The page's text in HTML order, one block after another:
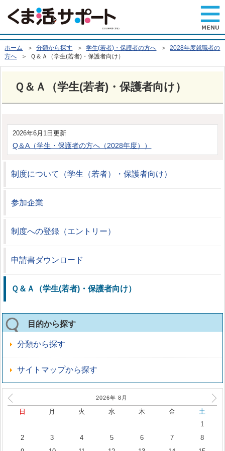
ホーム ＞分類から探す ＞学生(若者)・保護者の方へ ＞2028年度就職者の
方へ ＞ Ｑ＆Ａ（学生(若者)・保護者向け）
Ｑ＆Ａ（学生(若者)・保護者向け）
2026年6月1日更新
Q＆A（学生・保護者の方へ（2028年度））
制度について（学生（若者）・保護者向け）
参加企業
制度への登録（エントリー）
申請書ダウンロード
Ｑ＆Ａ（学生(若者)・保護者向け）
目的から探す
分類から探す
サイトマップから探す
2026年 8 月
日 月 火 水 木 金
土
1
2
3 4 5 6 7
8